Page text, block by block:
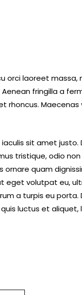
orci laoreet massa,
fringilla a
Maecenas
sit amet justo.
tristique, odio
ornare quam
eget volutpat eu,
a turpis eu
luctus et aliquet,